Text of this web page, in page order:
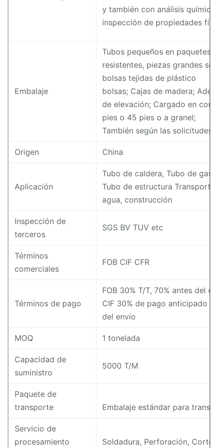
y también con análisis químico
inspección de propiedades
Embalaje
Tubos pequeños en paquetes
resistentes, piezas grandes
bolsas tejidas de plástico
bolsas; Cajas de madera;
de elevación; Cargado en
pies o 45 pies o a granel;
También según las solicitudes
Origen China
Aplicación
Tubo de caldera, Tubo de
Tubo de estructura
agua, construcción
Inspección de
terceros
SGS BV TUV etc
Términos
comerciales
FOB CIF CFR
Términos de pago
FOB 30% T/T, 70% antes del
CIF 30% de pago anticipado y
del envío
MOQ 1 tonelada
Capacidad de
suministro
5000 T/M
Paquete de
transporte
Embalaje estándar para
Servicio de
procesamiento
Soldadura, Perforación, Corte,